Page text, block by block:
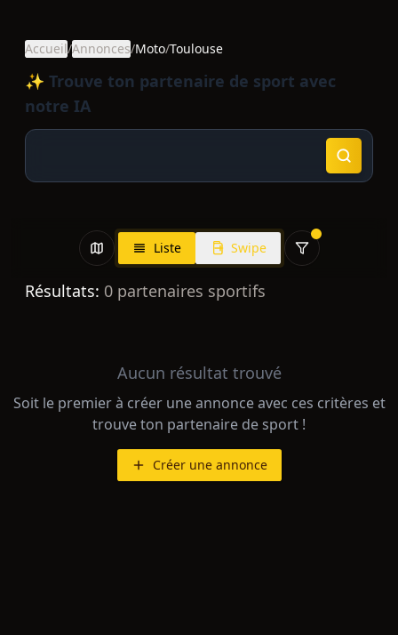
Accueil/Annonces/Moto/Toulouse
✨ Trouve ton partenaire de sport avec
notre IA
Liste Swipe
Résultats: 0 partenaires sportifs
Aucun résultat trouvé
Soit le premier à créer une annonce avec ces critères et
trouve ton partenaire de sport !
Créer une annonce